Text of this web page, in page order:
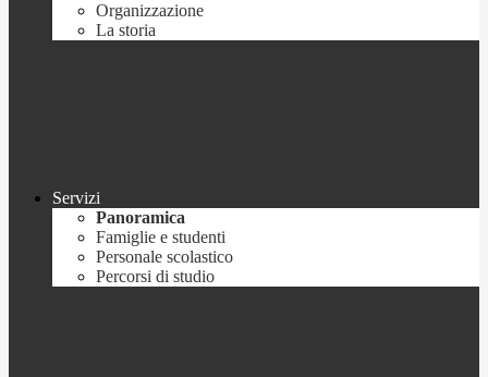
Organizzazione
La storia
Servizi
Panoramica
Famiglie e studenti
Personale scolastico
Percorsi di studio